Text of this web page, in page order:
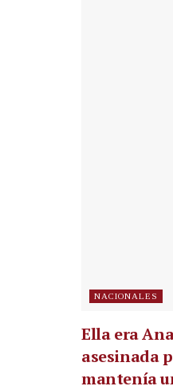
NACIONALES
Ella era
asesinada
mantenía